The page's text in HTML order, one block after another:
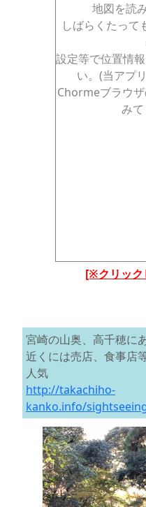
地図を読
しばらくたって
設定等で位置情
い。(当アプ
Chormeブラウ
み
[※クリック
宮崎の山奥、高千穂に
近くには売店、食事店
人気
http://takachiho-
kanko.info/